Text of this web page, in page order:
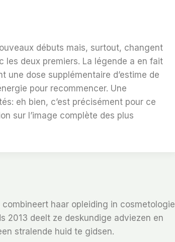
débuts mais, surtout, changent
deux premiers. La légende a en fait
une dose supplémentaire d’estime de
pour recommencer. Une
eh bien, c’est précisément pour ce
sur l’image complète des plus
haar opleiding in cosmetologie
2013 deelt ze deskundige adviezen en
stralende huid te gidsen.